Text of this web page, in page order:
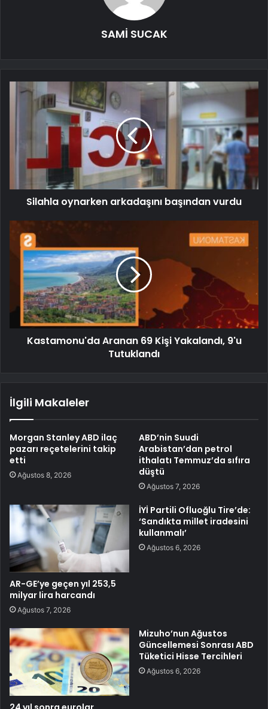
SAMİ SUCAK
Silahla oynarken arkadaşını başından vurdu
Kastamonu'da Aranan 69 Kişi Yakalandı, 9'u
Tutuklandı
İlgili Makaleler
Morgan Stanley ABD ilaç
pazarı reçetelerini takip
etti
Ağustos 8, 2026
ABD’nin Suudi
Arabistan’dan petrol
ithalatı Temmuz’da sıfıra
düştü
Ağustos 7, 2026
AR-GE’ye geçen yıl 253,5
milyar lira harcandı
Ağustos 7, 2026
İYİ Partili Ofluoğlu Tire’de:
‘Sandıkta millet iradesini
kullanmalı’
Ağustos 6, 2026
Mizuho’nun Ağustos
Güncellemesi Sonrası ABD
Tüketici Hisse Tercihleri
Ağustos 6, 2026